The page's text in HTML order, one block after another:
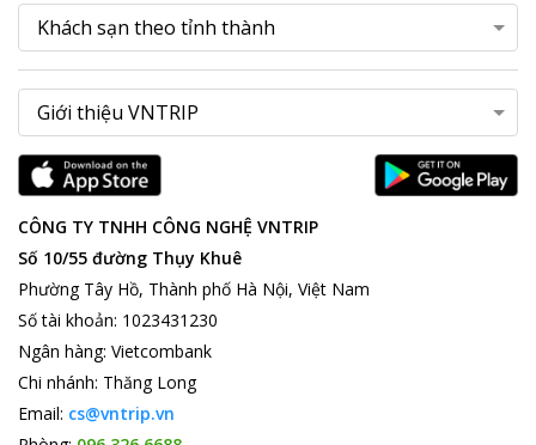
CÔNG TY TNHH CÔNG NGHỆ VNTRIP
Số 10/55 đường Thụy Khuê
Phường Tây Hồ, Thành phố Hà Nội, Việt Nam
Số tài khoản: 1023431230
Ngân hàng: Vietcombank
Chi nhánh: Thăng Long
Email: cs@vntrip.vn